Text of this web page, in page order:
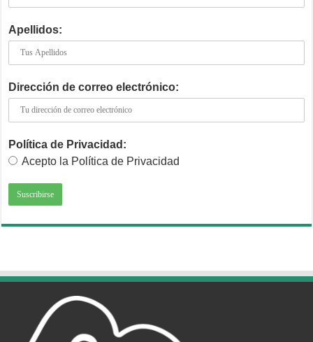
Apellidos:
Dirección de correo electrónico:
Política de Privacidad:
Acepto la Política de Privacidad